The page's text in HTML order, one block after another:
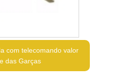
com telecomando valor
das Garças